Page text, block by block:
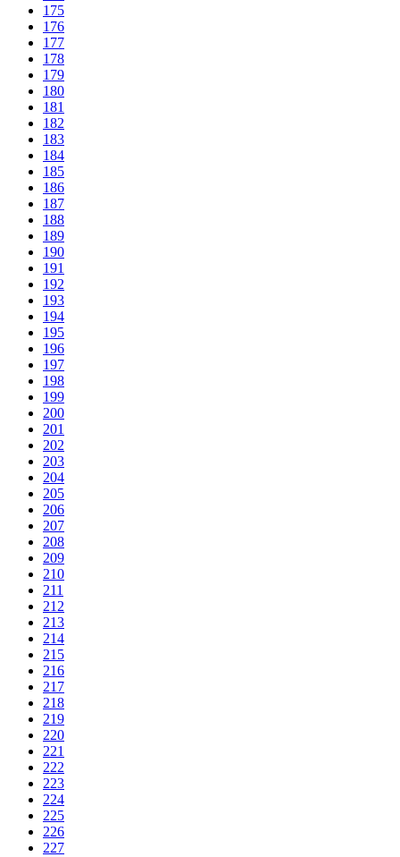
175
176
177
178
179
180
181
182
183
184
185
186
187
188
189
190
191
192
193
194
195
196
197
198
199
200
201
202
203
204
205
206
207
208
209
210
211
212
213
214
215
216
217
218
219
220
221
222
223
224
225
226
227